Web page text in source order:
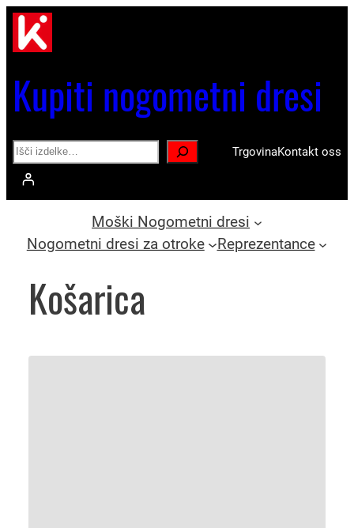
Preskoči
vsebino
Kupiti nogometni dresi
Search TrgovinaKontakt oss
Moški Nogometni dresi
Nogometni dresi za otroke
Reprezentance
Košarica